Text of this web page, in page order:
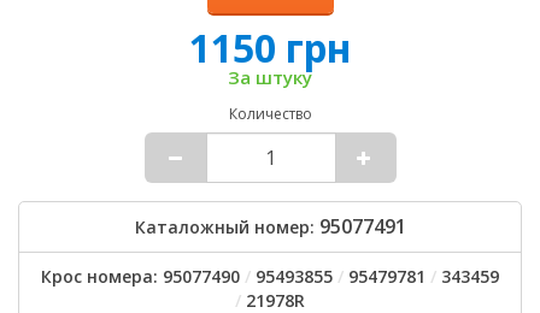
1150 грн
За штуку
Количество
Каталожный номер: 95077491
Крос номера: 95077490 / 95493855 / 95479781 / 343459
/ 21978R